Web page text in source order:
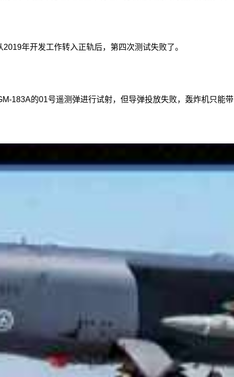
年开发工作转入正轨后，第四次测试失败了。
183A的01号遥测弹进行试射，但导弹投放失败，轰炸机只能